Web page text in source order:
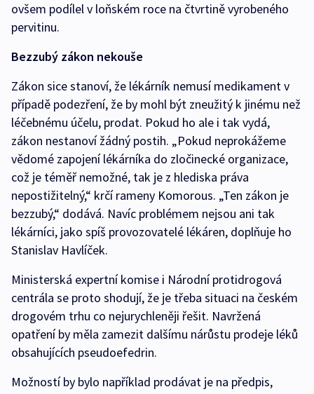
ovšem podílel v loňském roce na čtvrtině vyrobeného
pervitinu.
Bezzubý zákon nekouše
Zákon sice stanoví, že lékárník nemusí medikament v
případě podezření, že by mohl být zneužitý k jinému než
léčebnému účelu, prodat. Pokud ho ale i tak vydá,
zákon nestanoví žádný postih. „Pokud neprokážeme
vědomé zapojení lékárníka do zločinecké organizace,
což je téměř nemožné, tak je z hlediska práva
nepostižitelný,“ krčí rameny Komorous. „Ten zákon je
bezzubý,“ dodává. Navíc problémem nejsou ani tak
lékárníci, jako spíš provozovatelé lékáren, doplňuje ho
Stanislav Havlíček.
Ministerská expertní komise i Národní protidrogová
centrála se proto shodují, že je třeba situaci na českém
drogovém trhu co nejurychleněji řešit. Navržená
opatření by měla zamezit dalšímu nárůstu prodeje léků
obsahujících pseudoefedrin.
Možností by bylo například prodávat je na předpis,